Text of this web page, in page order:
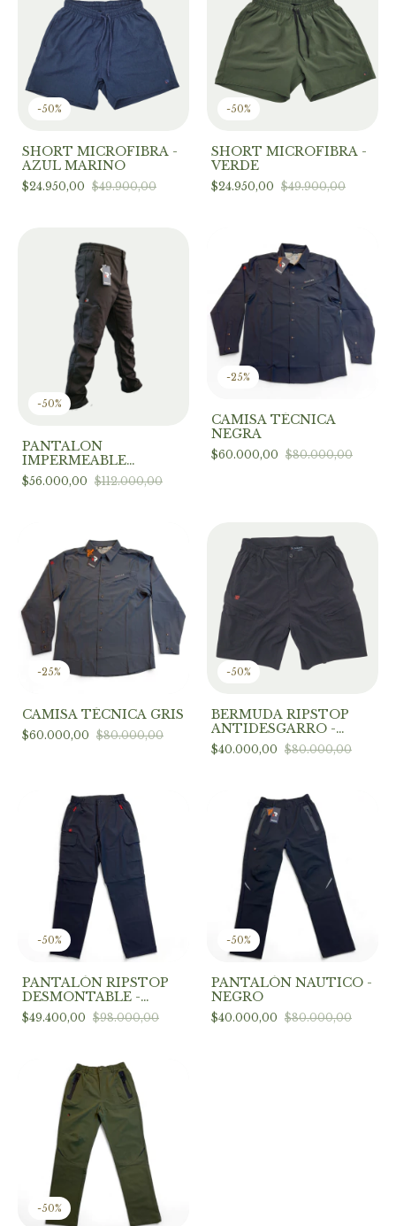
-50%
SHORT MICROFIBRA -
AZUL MARINO
$24.950,00 $49.900,00
-50%
SHORT MICROFIBRA -
VERDE
$24.950,00 $49.900,00
-50%
PANTALON
IMPERMEABLE
TERMICO COLOR
NEGRO
$56.000,00 $112.000,00
-25%
CAMISA TÉCNICA
NEGRA
$60.000,00 $80.000,00
-25%
CAMISA TÉCNICA GRIS
$60.000,00 $80.000,00
-50%
BERMUDA RIPSTOP
ANTIDESGARRO -
NEGRO
$40.000,00 $80.000,00
-50%
PANTALÓN RIPSTOP
DESMONTABLE -
NEGRO
$49.400,00 $98.000,00
-50%
PANTALÓN NAUTICO -
NEGRO
$40.000,00 $80.000,00
-50%